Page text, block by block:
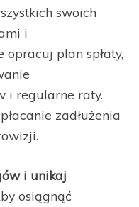
swoich
i
opracuj plan spłaty,
i regularne raty.
zadłużenia
i unikaj
osiągnąć